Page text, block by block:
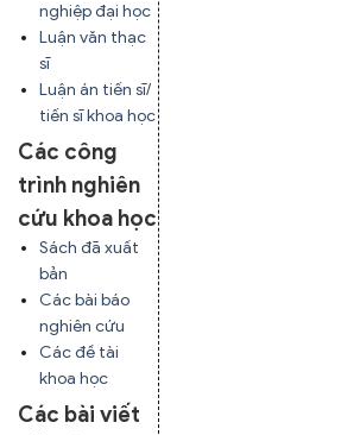
nghiệp đại học
Luận văn thạc
sĩ
Luận án tiến sĩ/
tiến sĩ khoa học
Các công
trình nghiên
cứu khoa học
Sách đã xuất
bản
Các bài báo
nghiên cứu
Các đề tài
khoa học
Các bài viết